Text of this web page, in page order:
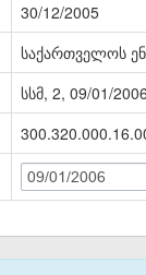
30/12/2005
საქართველოს
სსმ, 2, 09/01/
09/01/2006